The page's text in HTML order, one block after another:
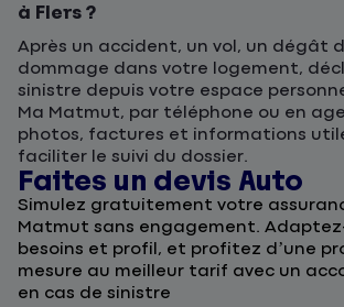
à Flers ?
Après un accident, un vol, un dégât
dommage dans votre logement,
sinistre depuis votre espace
Ma Matmut, par téléphone ou en
photos, factures et informations
faciliter le suivi du dossier.
Faites un devis Auto
Simulez gratuitement votre
Matmut sans engagement.
besoins et profil, et profitez d’une
mesure au meilleur tarif avec un
en cas de sinistre